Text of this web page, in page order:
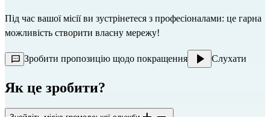
Під час вашої місії ви зустрінетеся з професіоналами: це гарна
можливість створити власну мережу!
Зробити пропозицію щодо покращення Слухати
Як це зробити?